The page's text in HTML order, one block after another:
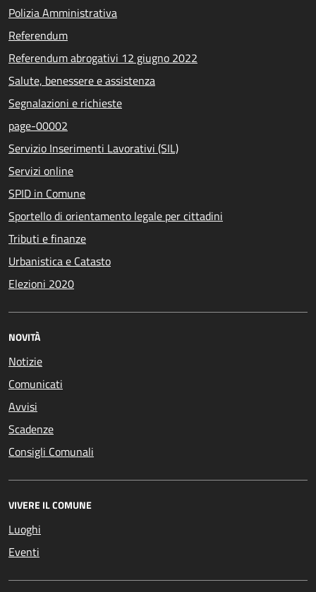
Polizia Amministrativa
Referendum
Referendum abrogativi 12 giugno 2022
Salute, benessere e assistenza
Segnalazioni e richieste
page-00002
Servizio Inserimenti Lavorativi (SIL)
Servizi online
SPID in Comune
Sportello di orientamento legale per cittadini
Tributi e finanze
Urbanistica e Catasto
Elezioni 2020
NOVITÀ
Notizie
Comunicati
Avvisi
Scadenze
Consigli Comunali
VIVERE IL COMUNE
Luoghi
Eventi